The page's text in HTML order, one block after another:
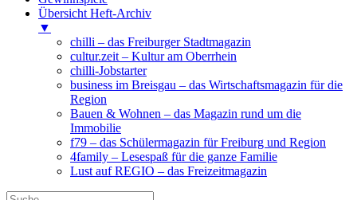
Übersicht Heft-Archiv
▼
chilli – das Freiburger Stadtmagazin
cultur.zeit – Kultur am Oberrhein
chilli-Jobstarter
business im Breisgau – das Wirtschaftsmagazin für die
Region
Bauen & Wohnen – das Magazin rund um die
Immobilie
f79 – das Schülermagazin für Freiburg und Region
4family – Lesespaß für die ganze Familie
Lust auf REGIO – das Freizeitmagazin